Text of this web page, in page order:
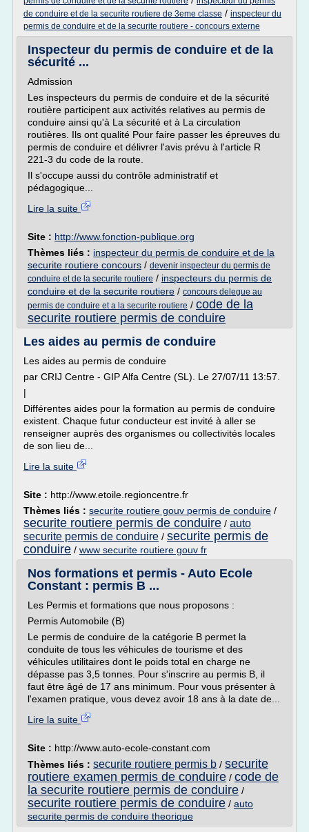
de conduire et de la securite routiere de 3eme classe / inspecteur du
permis de conduire et de la securite routiere - concours externe
Inspecteur du permis de conduire et de la
sécurité ...
Admission
Les inspecteurs du permis de conduire et de la sécurité
routière participent aux activités relatives au permis de
conduire ainsi qu'à La sécurité et à La circulation
routières. Ils ont qualité Pour faire passer les épreuves du
permis de conduire et délivrer l'avis prévu à l'article R
221-3 du code de la route.
Il s'occupe aussi du contrôle administratif et
pédagogique...
Lire la suite
Site : http://www.fonction-publique.org
Thèmes liés : inspecteur du permis de conduire et de la
securite routiere concours / devenir inspecteur du permis de
conduire et de la securite routiere / inspecteurs du permis de
conduire et de la securite routiere / concours delegue au
permis de conduire et a la securite routiere / code de la
securite routiere permis de conduire
Les aides au permis de conduire
Les aides au permis de conduire
par CRIJ Centre - GIP Alfa Centre (SL). Le 27/07/11 13:57.
|
Différentes aides pour la formation au permis de conduire
existent. Chaque futur conducteur est invité à aller se
renseigner auprès des organismes ou collectivités locales
de son lieu de...
Lire la suite
Site : http://www.etoile.regioncentre.fr
Thèmes liés : securite routiere gouv permis de conduire /
securite routiere permis de conduire / auto
securite permis de conduire / securite permis de
conduire / www securite routiere gouv fr
Nos formations et permis - Auto Ecole
Constant : permis B ...
Les Permis et formations que nous proposons :
Permis Automobile (B)
Le permis de conduire de la catégorie B permet la
conduite de tous les véhicules de tourisme et des
véhicules utilitaires dont le poids total en charge ne
dépasse pas 3,5 tonnes. Pour s'inscrire au permis B, il
faut être âgé de 17 ans minimum. Pour vous présenter à
l'examen pratique, vous devez avoir 18 ans à la date de...
Lire la suite
Site : http://www.auto-ecole-constant.com
Thèmes liés : securite routiere permis b / securite
routiere examen permis de conduire / code de
la securite routiere permis de conduire /
securite routiere permis de conduire / auto
securite permis de conduire theorique